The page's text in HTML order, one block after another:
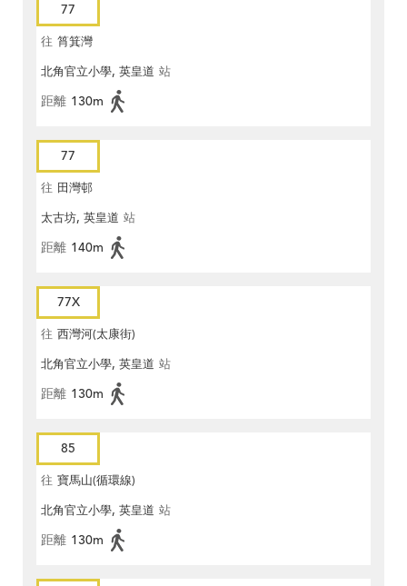
77
往 筲箕灣
北角官立小學, 英皇道 站
距離 130m
77
往 田灣邨
太古坊, 英皇道 站
距離 140m
77X
往 西灣河(太康街)
北角官立小學, 英皇道 站
距離 130m
85
往 寶馬山(循環線)
北角官立小學, 英皇道 站
距離 130m